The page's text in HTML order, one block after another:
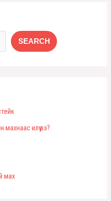
SEARCH
махнаас илүү вэ?
мах